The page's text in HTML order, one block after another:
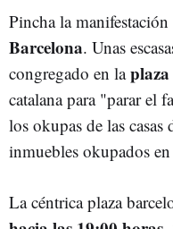
Pincha la
Barcelona. Unas
congregado en la
catalana para "parar el
los okupas de las casas
inmuebles okupados
La céntrica plaza